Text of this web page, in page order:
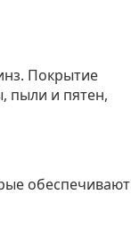
Покрытие
пыли и пятен,
обеспечивают